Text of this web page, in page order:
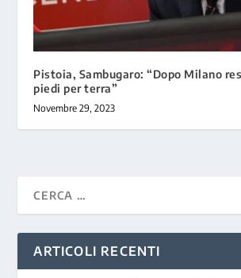
Pistoia, Sambugaro: “Dopo Milano
piedi per terra”
Novembre 29, 2023
ARTICOLI RECENTI